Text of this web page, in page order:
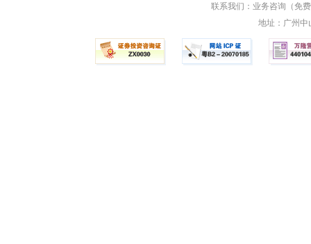
联系我们：业务咨询（免
地址：广州中